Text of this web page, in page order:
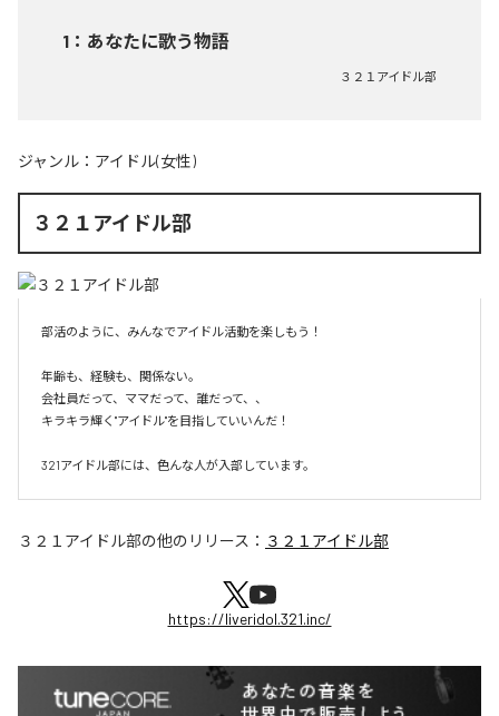
1 ： あなたに歌う物語
３２１アイドル部
ジャンル： アイドル(女性)
３２１アイドル部
部活のように、みんなでアイドル活動を楽しもう！
年齢も、経験も、関係ない。
会社員だって、ママだって、誰だって、、
キラキラ輝く"アイドル"を目指していいんだ！
321アイドル部には、色んな人が入部しています。
３２１アイドル部の他のリリース： ３２１アイドル部
https://liveridol.321.inc/